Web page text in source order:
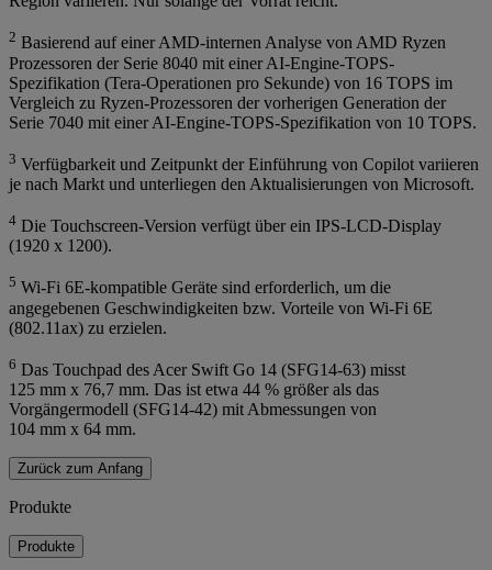
2 Basierend auf einer AMD-internen Analyse von AMD Ryzen
Prozessoren der Serie 8040 mit einer AI-Engine-TOPS-
Spezifikation (Tera-Operationen pro Sekunde) von 16 TOPS im
Vergleich zu Ryzen-Prozessoren der vorherigen Generation der
Serie 7040 mit einer AI-Engine-TOPS-Spezifikation von 10 TOPS.
3 Verfügbarkeit und Zeitpunkt der Einführung von Copilot variieren
je nach Markt und unterliegen den Aktualisierungen von Microsoft.
4 Die Touchscreen-Version verfügt über ein IPS-LCD-Display
(1920 x 1200).
5 Wi-Fi 6E-kompatible Geräte sind erforderlich, um die
angegebenen Geschwindigkeiten bzw. Vorteile von Wi-Fi 6E
(802.11ax) zu erzielen.
6 Das Touchpad des Acer Swift Go 14 (SFG14-63) misst
125 mm x 76,7 mm. Das ist etwa 44 % größer als das
Vorgängermodell (SFG14-42) mit Abmessungen von
104 mm x 64 mm.
Zurück zum Anfang
Produkte
Produkte